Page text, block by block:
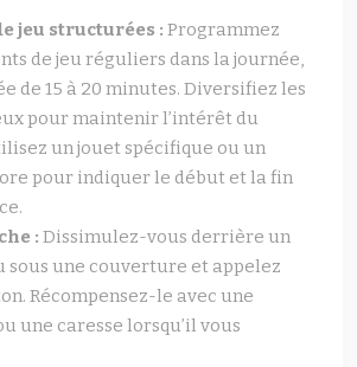
jeu structurées : Programmez
de jeu réguliers dans la journée,
de 15 à 20 minutes. Diversifiez les
pour maintenir l’intérêt du
un jouet spécifique ou un
pour indiquer le début et la fin
: Dissimulez-vous derrière un
sous une couverture et appelez
Récompensez-le avec une
une caresse lorsqu’il vous